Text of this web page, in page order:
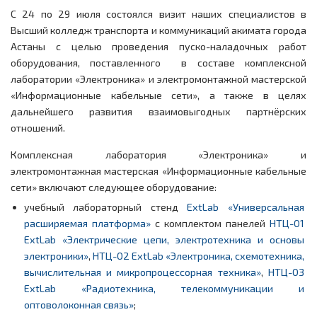
С 24 по 29 июля состоялся визит наших специалистов в
Высший колледж транспорта и коммуникаций акимата города
Астаны с целью проведения пуско-наладочных работ
оборудования, поставленного в составе комплексной
лаборатории «Электроника» и электромонтажной мастерской
«Информационные кабельные сети», а также в целях
дальнейшего развития взаимовыгодных партнёрских
отношений.
Комплексная лаборатория «Электроника» и
электромонтажная мастерская «Информационные кабельные
сети» включают следующее оборудование:
учебный лабораторный стендExtLab «Универсальная
расширяемая платформа»с комплектом панелейНТЦ-01
ExtLab «Электрические цепи, электротехника и основы
электроники», НТЦ-02 ExtLab «Электроника, схемотехника,
вычислительная и микропроцессорная техника»,НТЦ-03
ExtLab «Радиотехника, телекоммуникации и
оптоволоконная связь»;